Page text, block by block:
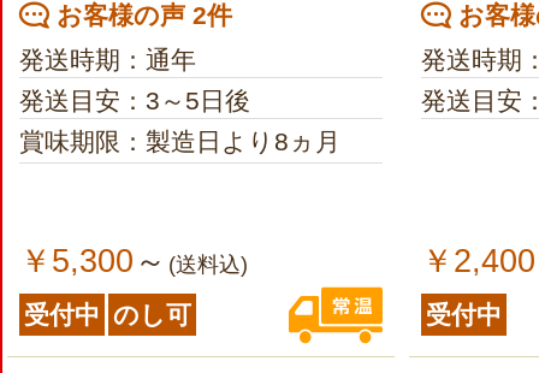
お客様の声 2件
発送時期：通年
発送目安：3～5日後
賞味期限：製造日より8ヵ月
￥5,300 ～ (送料込)
受付中 のし可
お客
発送時期
発送目安
￥2,400
受付中